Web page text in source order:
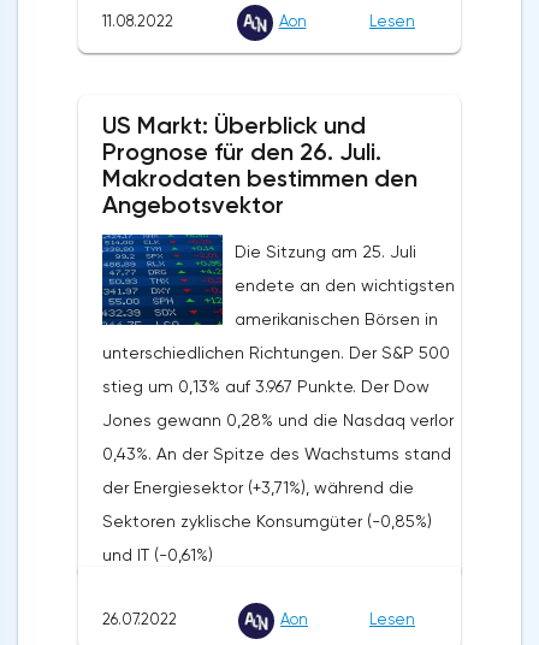
Wachstums.UnternehmensnachrichtenDie
Berichterstattung von Coinbase Global
den Umsatz deutlich schwächer aus als
erwartet. Darüber hinaus hat das
Unternehmen das zweite Quartal in Folge
einen Rückgang der Handelsaktivitäten
zurückzuführen ist. Coinbases eigene
Richtwerte für die Anzahl der aktiven
Investoren für das Jahr wurden von 15
Millionen auf 9 Millionen gesenkt.Der
Quartalsumsatz und -gewinn von Qorvo
(QRVO: +6,63%) sank etwas weniger als vom
Konsens erwartet. Das Management des
Unternehmens gab jedoch eine schwache
Prognose bis zum Jahresende ab.Die
aus Vergnügungsparks und Streaming-
11.08.2022 Aon Lesen
US Markt: Überblick und
Prognose für den 26. Juli.
Makrodaten bestimmen den
Angebotsvektor
Die Sitzung am 25. Juli
endete an den wichtigsten
amerikanischen Börsen in
unterschiedlichen Richtungen. Der S&P 500
stieg um 0,13% auf 3.967 Punkte. Der Dow
Jones gewann 0,28% und die Nasdaq verlor
0,43%. An der Spitze des Wachstums stand
der Energiesektor (+3,71%), während die
Sektoren zyklische Konsumgüter (-0,85%)
und IT (-0,61%)
Chef von World Wrestling Entertainment
26.07.2022 Aon Lesen